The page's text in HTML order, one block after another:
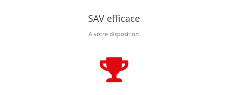
SAV efficace
A votre disposition
